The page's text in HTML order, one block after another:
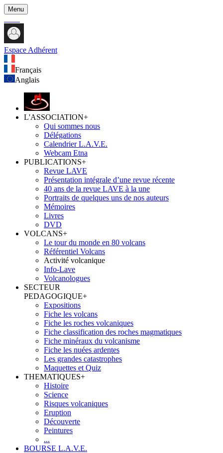
Menu
Espace Adhérent
Français
Anglais
L'ASSOCIATION+
Qui sommes nous
Délégations
Calendrier L.A.V.E.
Webcam Etna
PUBLICATIONS+
Revue LAVE
Présentation intégrale d’une revue récente
40 ans de la revue LAVE à la une
Portraits de quelques uns de nos auteurs
Mémoires
Livres
DVD
VOLCANS+
Le tour du monde en 80 volcans
Référentiel Volcans
Activité volcanique
Info-Lave
Volcanologues
SECTEUR
PEDAGOGIQUE+
Expositions
Fiche les volcans
Fiche les roches volcaniques
Fiche classification des roches magmatiques
Fiche minéraux du volcanisme
Fiche les nuées ardentes
Les grandes catastrophes
Maquettes et Quiz
THEMATIQUES+
Histoire
Science
Risques volcaniques
Eruption
Découverte
Peintures
...
BOURSE L.A.V.E.